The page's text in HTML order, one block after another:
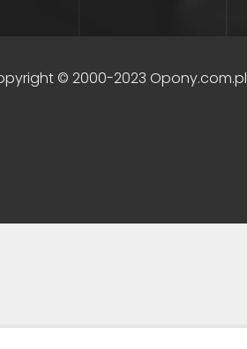
© 2000-2023 Opony.com.pl